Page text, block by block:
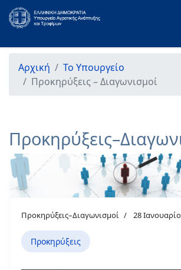
Αρχική
Το Υπουργείο
Προκηρύξεις – Διαγωνισμοί
Προκηρύξεις–Διαγωνισμοί 28
Προκηρύξεις